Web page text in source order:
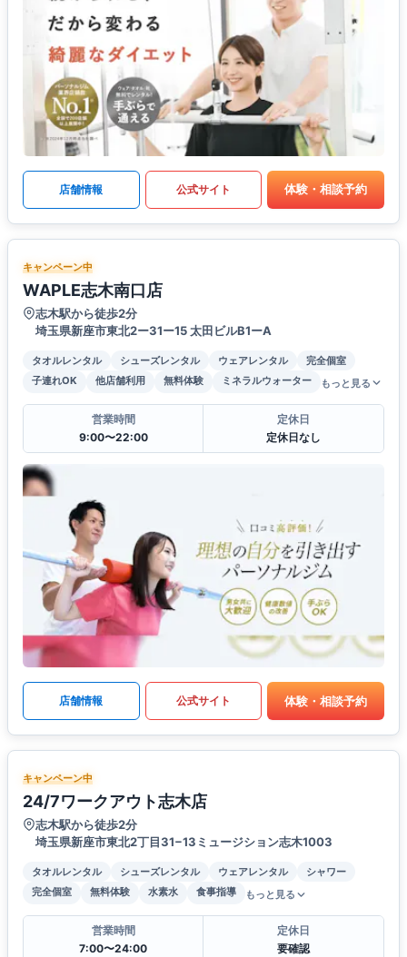
店舗情報 公式サイト 体験・相談予約
キャンペーン中
WAPLE志木南口店
志木駅から徒歩2分
埼玉県新座市東北2ー31ー15 太田ビルB1ーA
タオルレンタル シューズレンタル ウェアレンタル
完全個室
子連れOK
他店舗利用 無料体験 ミネラルウォーター もっと見る
営業時間
9:00〜22:00
定休日
定休日なし
店舗情報 公式サイト 体験・相談予約
キャンペーン中
24/7ワークアウト志木店
志木駅から徒歩2分
埼玉県新座市東北2丁目31−13ミュージション志木1003
タオルレンタル シューズレンタル ウェアレンタル
シャワー
完全個室
無料体験 水素水 食事指導 もっと見る
営業時間
7:00〜24:00
定休日
要確認